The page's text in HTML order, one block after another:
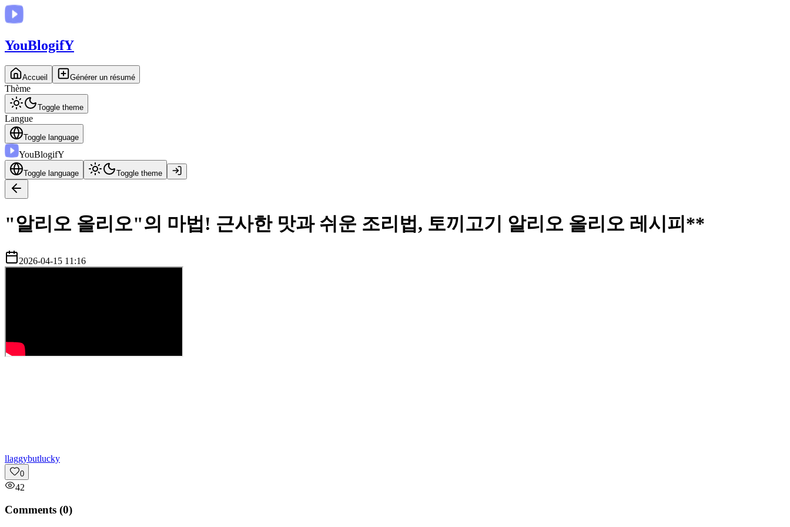
YouBlogifY
Accueil Générer un résumé
Thème
Toggle theme
Langue
Toggle language
YouBlogifY
Toggle language Toggle theme
"알리오 올리오"의 마법! 근사한 맛과 쉬운 조리법, 토끼고기 알리오 올리오 레시피**
2026-04-15 11:16
llaggybutlucky
0
42
Comments (0)